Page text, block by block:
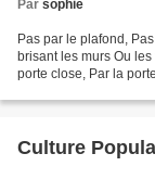
Par sophie
Pas par le plafond,
brisant les murs Ou
porte close, Par la
Culture